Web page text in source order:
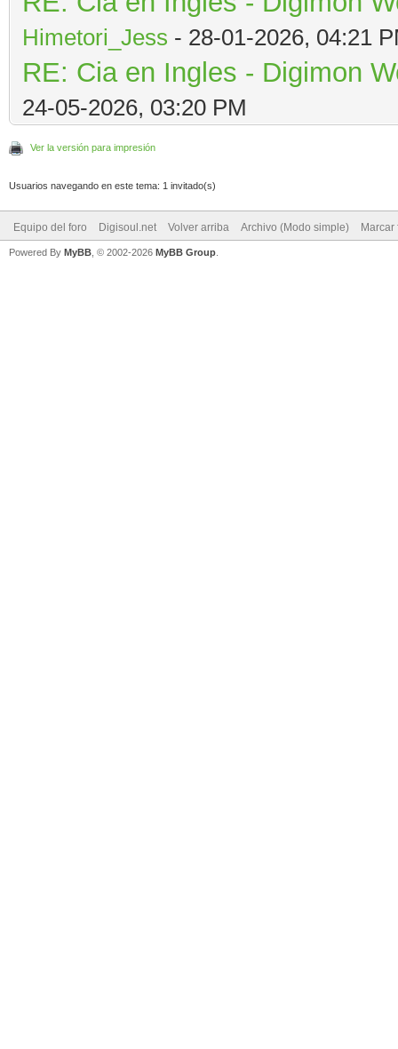
Himetori_Jess - 28-01-2026, 04:21
RE: Cia en Ingles - Digimon
24-05-2026, 03:20 PM
Ver la versión para impresión
Usuarios navegando en este tema: 1 invitado(s)
Equipo del foro Digisoul.net Volver arriba Archivo (Modo simple) Marcar
Powered By MyBB , © 2002-2026 MyBB Group